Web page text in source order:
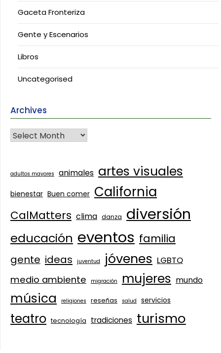
Gaceta Fronteriza
Gente y Escenarios
Libros
Uncategorised
Archives
adultos mayores animales artes visuales
bienestar Buen comer California
CalMatters clima danza diversión
educación eventos familia
gente ideas juventud jóvenes LGBTQ
medio ambiente migración mujeres mundo
música religiones reseñas salud servicios
teatro tecnología tradiciones turismo